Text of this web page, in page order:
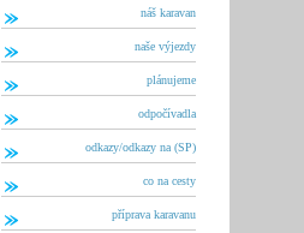
náš karavan
naše výjezdy
plánujeme
odpočívadla
odkazy/odkazy na (SP)
co na cesty
příprava karavanu